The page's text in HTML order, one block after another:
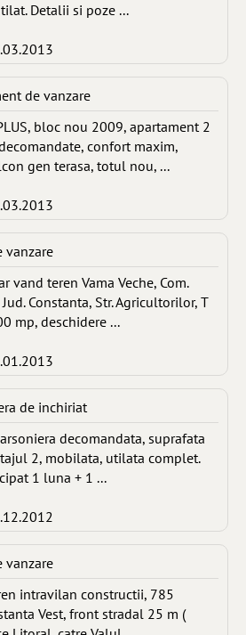
Detalii si poze ...
de vanzare
bloc nou 2009, apartament 2
confort maxim,
gen terasa, totul nou, ...
vanzare
vand teren Vama Veche, Com.
Constanta, Str. Agricultorilor, T
mp, deschidere ...
de inchiriat
decomandata, suprafata
2, mobilata, utilata complet.
1 luna + 1 ...
vanzare
intravilan constructii, 785
Vest, front stradal 25 m (